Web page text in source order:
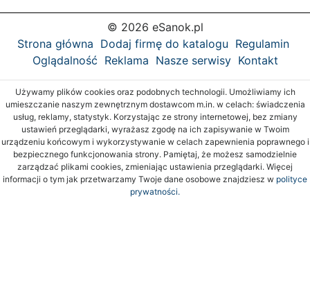
© 2026 eSanok.pl
Strona główna Dodaj firmę do katalogu Regulamin
Oglądalność Reklama Nasze serwisy Kontakt
Używamy plików cookies oraz podobnych technologii. Umożliwiamy ich
umieszczanie naszym zewnętrznym dostawcom m.in. w celach: świadczenia
usług, reklamy, statystyk. Korzystając ze strony internetowej, bez zmiany
ustawień przeglądarki, wyrażasz zgodę na ich zapisywanie w Twoim
urządzeniu końcowym i wykorzystywanie w celach zapewnienia poprawnego i
bezpiecznego funkcjonowania strony. Pamiętaj, że możesz samodzielnie
zarządzać plikami cookies, zmieniając ustawienia przeglądarki. Więcej
informacji o tym jak przetwarzamy Twoje dane osobowe znajdziesz w polityce
prywatności.